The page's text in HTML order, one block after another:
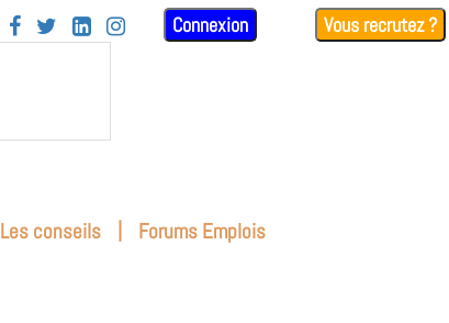
    Connexion Vous recrutez ?
Les conseils | Forums Emplois